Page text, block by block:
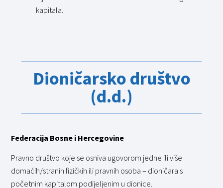
kapitala.
Dioničarsko društvo
(d.d.)
Federacija Bosne i Hercegovine
Pravno društvo koje se osniva ugovorom jedne ili više
domaćih/stranih fizičkih ili pravnih osoba – dioničara s
početnim kapitalom podijeljenim u dionice.